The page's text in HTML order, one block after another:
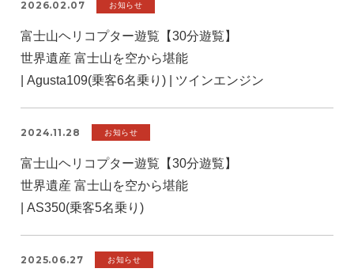
2026.02.07 お知らせ
富士山ヘリコプター遊覧【30分遊覧】
世界遺産 富士山を空から堪能
| Agusta109(乗客6名乗り) | ツインエンジン
2024.11.28 お知らせ
富士山ヘリコプター遊覧【30分遊覧】
世界遺産 富士山を空から堪能
| AS350(乗客5名乗り)
2025.06.27 お知らせ